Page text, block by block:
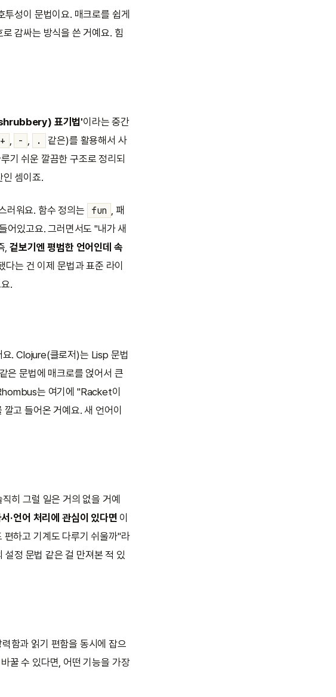
성이 문법이요. 매크로를 쉽게
감싸는 방식을 쓴 거예요. 힘
표기법'이라는 중간
+ , - , .
같은)를 활용해서 사
기 쉬운 깔끔한 구조로 정리되
인 셈이죠.
러워요. 함수 정의는 fun , 패
어있고요. 그러면서도 "내가 새
,겉보기엔 평범한 언어인데 속
다는 건 이제 문법과 표준 라이
.
. Clojure(클로저)는 Lisp 문법
은 문법에 매크로를 얹어서 큰
는 여기에 "Racket이
고 들어온 거예요. 새 언어이
히 그럴 일은 거의 없을 거예
·언어 처리에 관심이 있다면 이
편하고 기계도 다루기 쉬울까"라
정 문법 같은 걸 만져본 적 있
함과 읽기 편함을 동시에 잡으
꿀 수 있다면, 어떤 기능을 가장